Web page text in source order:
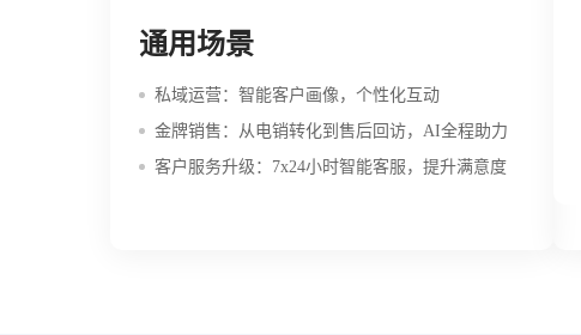
通用场景
私域运营：智能客户画像，个性化互动
金牌销售：从电销转化到售后回访，AI全程助力
客户服务升级：7x24小时智能客服，提升满意度